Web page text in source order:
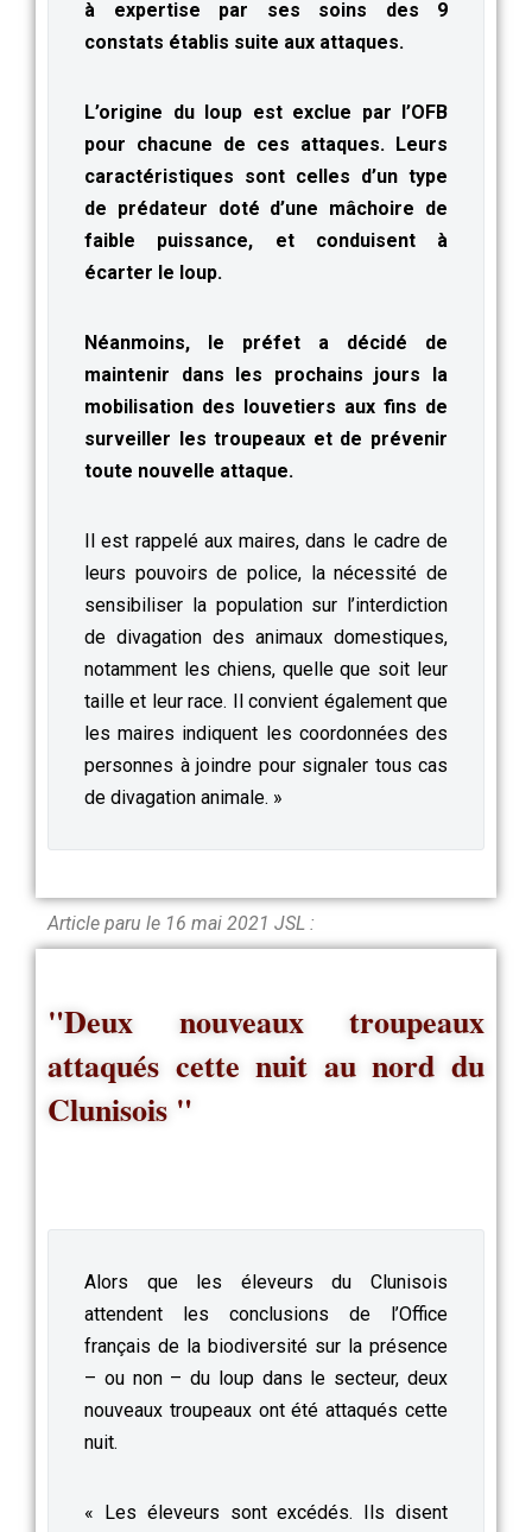
à expertise par ses soins des 9
constats établis suite aux attaques.
L’origine du loup est exclue par l’OFB
pour chacune de ces attaques. Leurs
caractéristiques sont celles d’un type
de prédateur doté d’une mâchoire de
faible puissance, et conduisent à
écarter le loup.
Néanmoins, le préfet a décidé de
maintenir dans les prochains jours la
mobilisation des louvetiers aux fins de
surveiller les troupeaux et de prévenir
toute nouvelle attaque.
Il est rappelé aux maires, dans le cadre de
leurs pouvoirs de police, la nécessité de
sensibiliser la population sur l’interdiction
de divagation des animaux domestiques,
notamment les chiens, quelle que soit leur
taille et leur race. Il convient également que
les maires indiquent les coordonnées des
personnes à joindre pour signaler tous cas
de divagation animale. »
Article paru le 16 mai 2021 JSL :
"Deux nouveaux troupeaux
attaqués cette nuit au nord du
Clunisois "
Alors que les éleveurs du Clunisois
attendent les conclusions de l’Office
français de la biodiversité sur la présence
– ou non – du loup dans le secteur, deux
nouveaux troupeaux ont été attaqués cette
nuit.
« Les éleveurs sont excédés. Ils disent